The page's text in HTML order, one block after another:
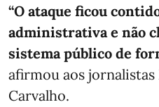
“O ataque ficou
administrativa e não
sistema público de
afirmou aos jornalistas
Carvalho.